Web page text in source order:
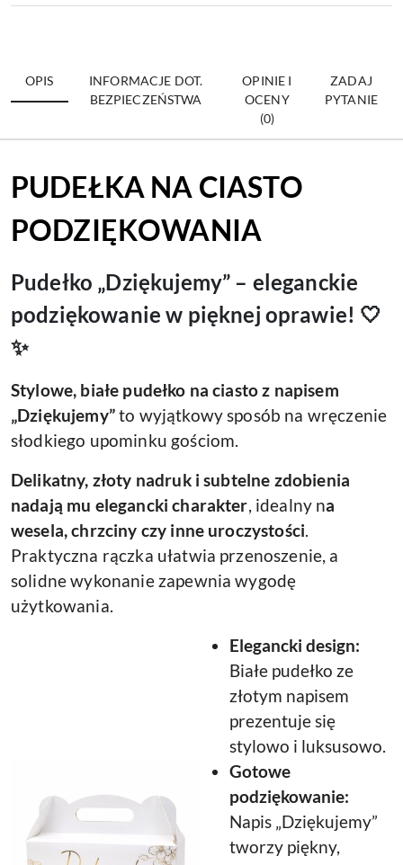
OPIS
INFORMACJE DOT.
BEZPIECZEŃSTWA
OPINIE I
OCENY
(0)
ZADAJ
PYTANIE
PUDEŁKA NA CIASTO
PODZIĘKOWANIA
Pudełko „Dziękujemy” – eleganckie
podziękowanie w pięknej oprawie! 🤍
✨
Stylowe, białe pudełko na ciasto z napisem
„Dziękujemy”to wyjątkowy sposób na wręczenie
słodkiego upominku gościom.
Delikatny, złoty nadruk i subtelne zdobienia
nadają mu elegancki charakter, idealny na
wesela, chrzciny czy inne uroczystości.
Praktyczna rączka ułatwia przenoszenie, a
solidne wykonanie zapewnia wygodę
użytkowania.
Elegancki design:
Białe pudełko ze
złotym napisem
prezentuje się
stylowo i luksusowo.
Gotowe
podziękowanie:
Napis „Dziękujemy”
tworzy piękny,